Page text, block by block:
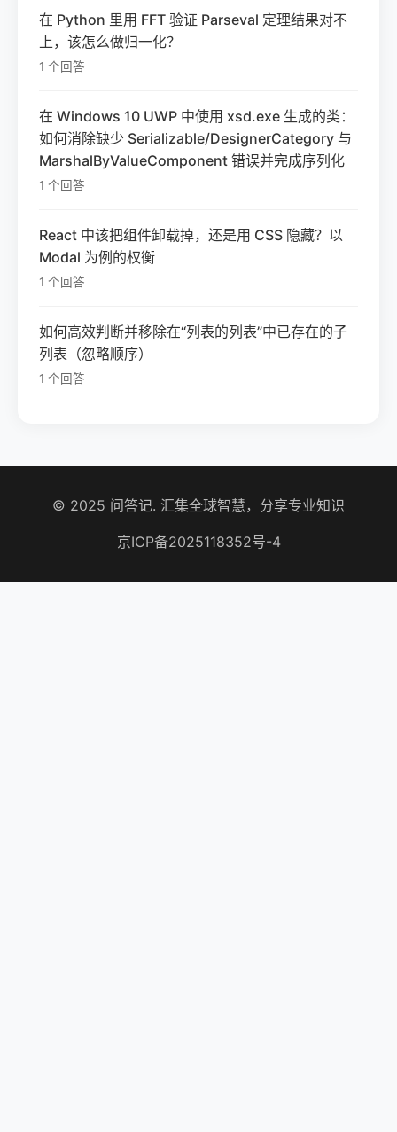
在 Python 里用 FFT 验证 Parseval 定理结果对不
上，该怎么做归一化？
1 个回答
在 Windows 10 UWP 中使用 xsd.exe 生成的类：
如何消除缺少 Serializable/DesignerCategory 与
MarshalByValueComponent 错误并完成序列化
1 个回答
React 中该把组件卸载掉，还是用 CSS 隐藏？以
Modal 为例的权衡
1 个回答
如何高效判断并移除在“列表的列表”中已存在的子
列表（忽略顺序）
1 个回答
© 2025 问答记. 汇集全球智慧，分享专业知识
京ICP备2025118352号-4